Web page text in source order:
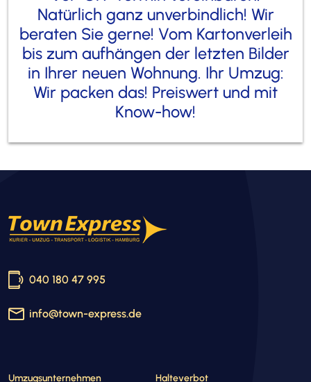
Natürlich ganz unverbindlich! Wir
beraten Sie gerne! Vom Kartonverleih
bis zum aufhängen der letzten Bilder
in Ihrer neuen Wohnung. Ihr Umzug:
Wir packen das! Preiswert und mit
Know-how!
040 180 47 995
info@town-express.de
Umzugsunternehmen
Halteverbot